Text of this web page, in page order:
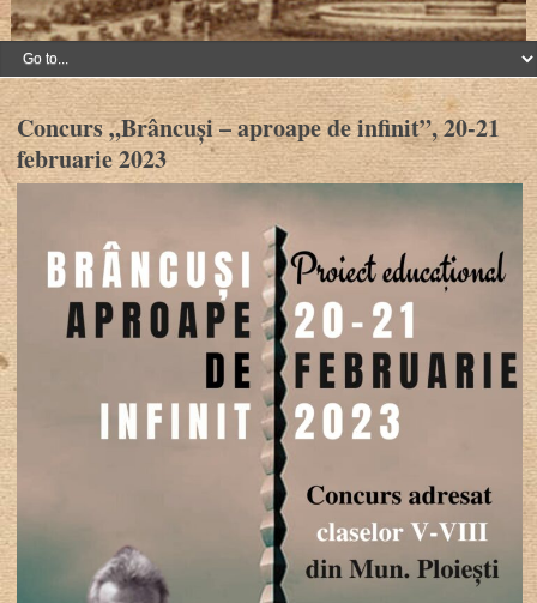
Concurs „Brâncuși – aproape de infinit”, 20-21
februarie 2023